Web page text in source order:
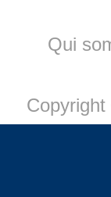
Qui